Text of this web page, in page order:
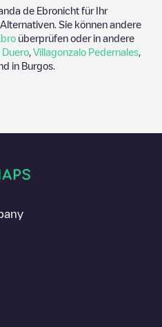
de Ebronicht für Ihr
Sie können andere
überprüfen oder in andere
Duero Villagonzalo Pedernales
in Burgos